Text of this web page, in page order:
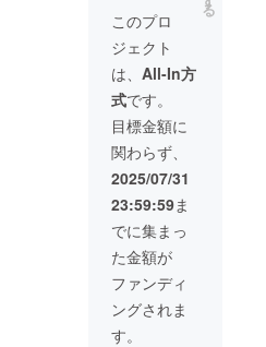
交換・
返金は
できま
せん
時に
「クラ
ウド
ファン
ディン
グで支
援し
た」と
お伝え
くださ
い ・有
効期
限：
2025年
8月1日
から1年
間 ・現
金への
の同時
利用も
ご相談
OK（販
により
制限あ
り） 対
象：
ワーク
ショッ
プ・ミ
ニマル
シェ・
施術・
展示な
ど ※飲
食販売
欄」に
記入く
ださ
い。 ※
ニック
ネーム
でのご
参加も
できま
掲載期
間は
2025年
8月から
1年間で
す。
メッ
セージc
を送ら
せてい
ただき
ます。
■注意事
項： ※
ホーム
ページ
は現在
作成
中。7月
完成予
定とな
りま
す。 ※
掲載す
援者と
してHP
にお名
前とリ
ンクと
ロゴ
（また
は画
像）を
掲載さ
せてい
ただき
ます。
あなた
の会社
をくる
み食堂
のホー
る
このプロ
ジェクト
は、 All-In方
式です。
目標金額に
関わらず、
2025/07/31
23:59:59ま
でに集まっ
た金額が
ファンディ
ングされま
す。